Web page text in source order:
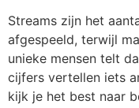
Streams zijn het
afgespeeld, terwijl
unieke mensen telt
cijfers vertellen iets
kijk je het best naar